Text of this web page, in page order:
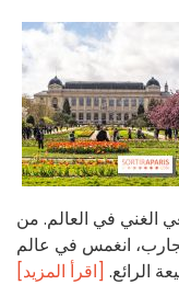
الغني في العالم. من
انغمس في عالم
الرائع. [اقرأ المزيد]